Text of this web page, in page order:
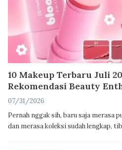
10 Makeup Terbaru Juli
Rekomendasi Beauty
07/31/2026
Pernah nggak sih, baru saja merasa
dan merasa koleksi sudah lengkap,